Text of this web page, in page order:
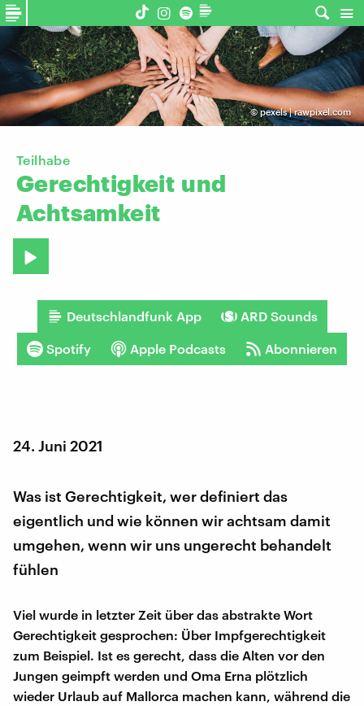
©pexels | rawpixel.com
Teilhabe
Gerechtigkeit und
Achtsamkeit
Deutschlandfunk App ARD Sounds
Spotify Apple Podcasts Abonnieren
24. Juni 2021
Was ist Gerechtigkeit, wer definiert das
eigentlich und wie können wir achtsam damit
umgehen, wenn wir uns ungerecht behandelt
fühlen
Viel wurde in letzter Zeit über das abstrakte Wort
Gerechtigkeit gesprochen: Über Impfgerechtigkeit
zum Beispiel. Ist es gerecht, dass die Alten vor den
Jungen geimpft werden und Oma Erna plötzlich
wieder Urlaub auf Mallorca machen kann, während die